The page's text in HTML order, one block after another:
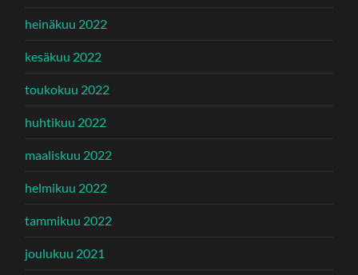
heinäkuu 2022
kesäkuu 2022
toukokuu 2022
huhtikuu 2022
maaliskuu 2022
helmikuu 2022
tammikuu 2022
joulukuu 2021